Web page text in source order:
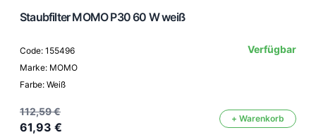
Staubfilter MOMO P30 60 W weiß
Code: 155496
Marke: MOMO
Farbe: Weiß
Verfügbar
112,59 €
61,93 €
+ Warenkorb